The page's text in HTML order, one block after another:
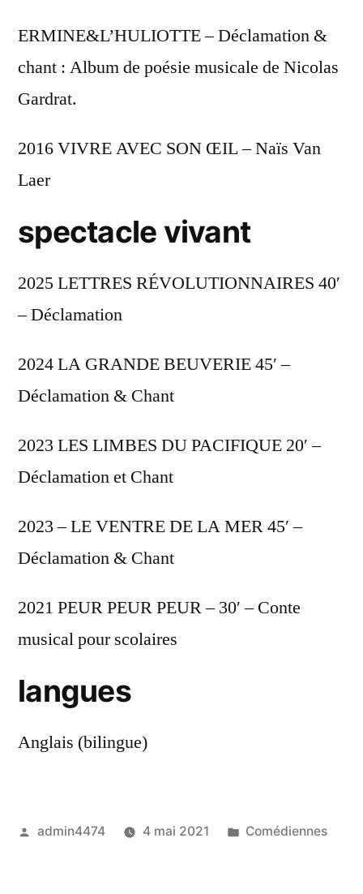
ERMINE&L’HULIOTTE – Déclamation &
chant : Album de poésie musicale de Nicolas
Gardrat.
2016 VIVRE AVEC SON ŒIL – Naïs Van
Laer
spectacle vivant
2025 LETTRES RÉVOLUTIONNAIRES 40′
– Déclamation
2024 LA GRANDE BEUVERIE 45′ –
Déclamation & Chant
2023 LES LIMBES DU PACIFIQUE 20′ –
Déclamation et Chant
2023 – LE VENTRE DE LA MER 45′ –
Déclamation & Chant
2021 PEUR PEUR PEUR – 30′ – Conte
musical pour scolaires
langues
Anglais (bilingue)
Publié
admin4474 4 mai 2021
Publié
Comédiennes